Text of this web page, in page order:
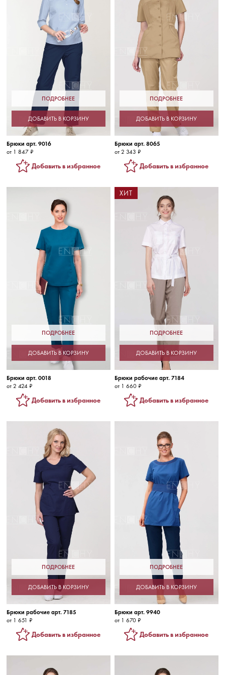
ПОДРОБНЕЕ
ДОБАВИТЬ В КОРЗИНУ
Брюки арт. 9016
от 1 847 ₽
Добавить в избранное
ПОДРОБНЕЕ
ДОБАВИТЬ В КОРЗИНУ
Брюки арт. 8065
от 2 343 ₽
Добавить в избранное
ПОДРОБНЕЕ
ДОБАВИТЬ В КОРЗИНУ
Брюки арт. 0018
от 2 424 ₽
Добавить в избранное
ПОДРОБНЕЕ
ДОБАВИТЬ В КОРЗИНУ
ХИТ
Брюки рабочие арт. 7184
от 1 660 ₽
Добавить в избранное
ПОДРОБНЕЕ
ДОБАВИТЬ В КОРЗИНУ
Брюки рабочие арт. 7185
от 1 651 ₽
Добавить в избранное
ПОДРОБНЕЕ
ДОБАВИТЬ В КОРЗИНУ
Брюки арт. 9940
от 1 670 ₽
Добавить в избранное